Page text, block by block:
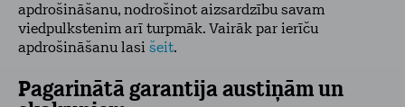
apdrošināšanu, nodrošinot aizsardzību savam
viedpulkstenim arī turpmāk. Vairāk par ierīču
apdrošināšanu lasi šeit.
Pagarinātā garantija austiņām un